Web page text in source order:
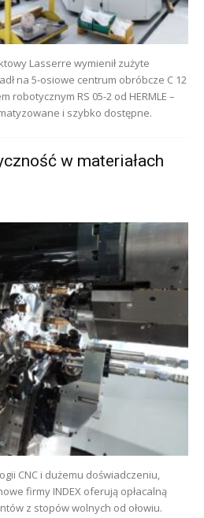
Lasserre wymienił zużyte
na 5-osiowe centrum obróbcze C 12
robotycznym RS 05-2 od HERMLE –
i szybko dostępne.
w materiałach
CNC i dużemu doświadczeniu,
firmy INDEX oferują opłacalną
z stopów wolnych od ołowiu.